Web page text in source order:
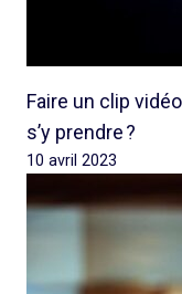
Faire un clip
s’y prendre ?
10 avril 2023